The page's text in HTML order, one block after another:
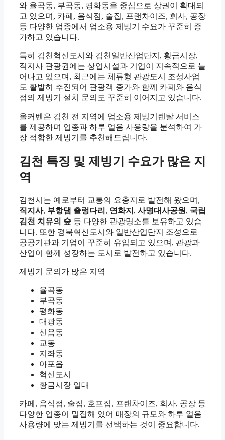
와 율곡동, 부곡동, 평화동을 중심으로 상권이 확대되
고 있으며, 카페, 음식점, 술집, 프랜차이즈, 회사, 공장
등 다양한 업종에서 업소용 제빙기 수요가 꾸준히 증
가하고 있습니다.
특히 김천혁신도시와 김천일반산업단지, 황금시장,
직지사 관광권에는 상업시설과 기업이 지속적으로 늘
어나고 있으며, 최근에는 체류형 관광도시 조성사업
도 활발히 추진되어 관광객 증가와 함께 카페와 음식
점의 제빙기 설치 문의도 꾸준히 이어지고 있습니다.
올커벤은 김천 전 지역에 업소용 제빙기렌탈 서비스
를 제공하며 업종과 하루 얼음 사용량을 분석하여 가
장 적합한 제빙기를 추천해드립니다.
김천 특징 및 제빙기 수요가 많은 지
역
김천시는 예로부터 교통의 요충지로 발전해 왔으며,
직지사, 부항댐 출렁다리 , 연화지 , 사명대사공원 , 국립
김천 치유의 숲 등 다양한 관광명소를 보유하고 있습
니다. 또한 경북혁신도시와 일반산업단지 조성으로
공공기관과 기업이 꾸준히 유입되고 있으며, 관광과
산업이 함께 성장하는 도시로 발전하고 있습니다.
제빙기 문의가 많은 지역
율곡동
부곡동
평화동
대광동
신음동
교동
지좌동
아포읍
혁신도시
황금시장 일대
카페, 음식점, 술집, 호프집, 프랜차이즈, 회사, 공장 등
다양한 업종이 밀집해 있어 매장의 규모와 하루 얼음
사용량에 맞는 제빙기를 선택하는 것이 중요합니다.